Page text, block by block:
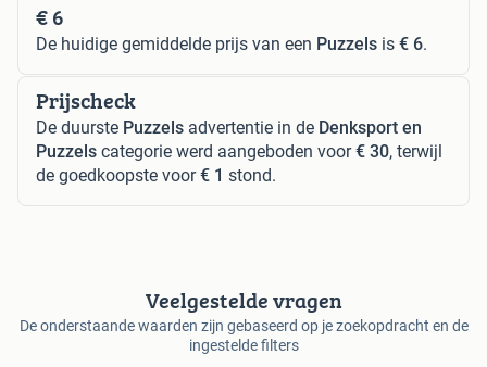
€ 6
De huidige gemiddelde prijs van een Puzzels is € 6.
Prijscheck
De duurste Puzzels advertentie in de Denksport en
Puzzels categorie werd aangeboden voor€ 30, terwijl
de goedkoopste voor€ 1 stond.
Veelgestelde vragen
De onderstaande waarden zijn gebaseerd op je zoekopdracht en de
ingestelde filters